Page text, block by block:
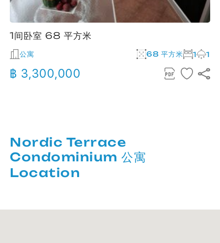
1间卧室 68 平方米
公寓 68 平方米 1 1
฿ 3,300,000
Nordic Terrace
Condominium 公寓
Location